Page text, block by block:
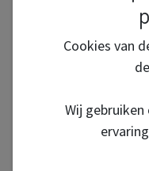
Cookies van
Wij